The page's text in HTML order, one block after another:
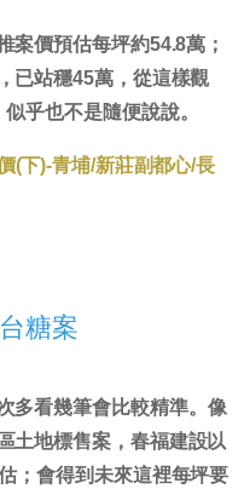
案價預估每坪約54.8萬；
已站穩45萬，從這樣觀
乎也不是隨便說說。
(下)-青埔/新莊副都心/長
糖案
多看幾筆會比較精準。像
土地標售案，春福建設以
；會得到未來這裡每坪要